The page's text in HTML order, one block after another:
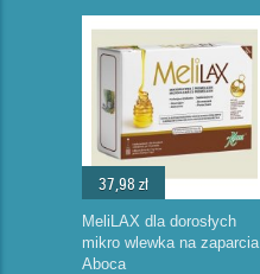
37,98 zł
MeliLAX dla dorosłych
mikro wlewka na zaparcia
Aboca